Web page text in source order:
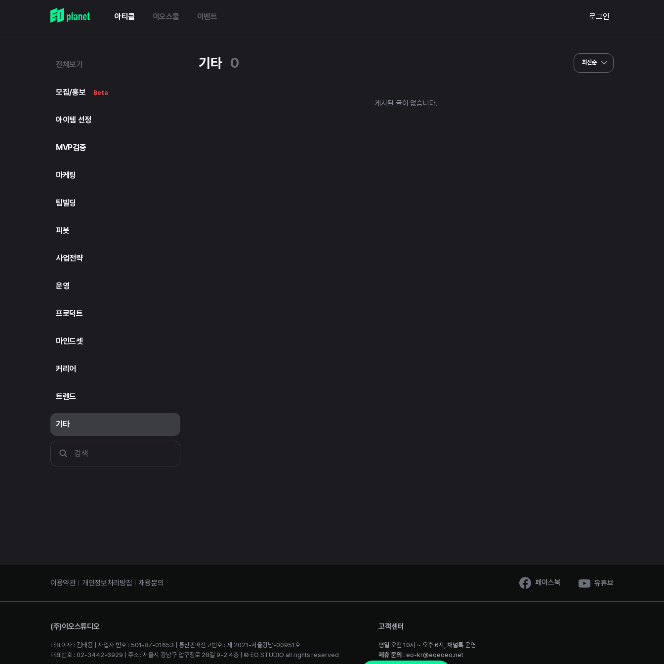
아티클 이오스쿨 이벤트 로그인
전체보기
모집/홍보 Beta
아이템 선정
MVP검증
마케팅
팀빌딩
피봇
사업전략
운영
프로덕트
마인드셋
커리어
트렌드
기타
기타 0 최신순
게시된 글이 없습니다.
이용약관 개인정보처리방침 채용문의 페이스북 유튜브
(주)이오스튜디오
대표이사 : 김태용 | 사업자 번호 : 501-87-01653 | 통신판매신고번호 : 제 2021-서울강남-00951호
대표번호 : 02-3442-6929 | 주소 : 서울시 강남구 압구정로 28길 9-2 4층 | © EO STUDIO all rights reserved
고객센터
평일 오전 10시 ~ 오후 6시, 채널톡 운영
제휴 문의 : eo-kr@eoeoeo.net